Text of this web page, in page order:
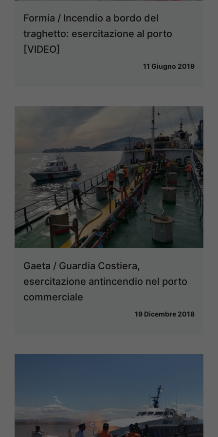
Formia / Incendio a bordo del
traghetto: esercitazione al porto
[VIDEO]
11 Giugno 2019
Gaeta / Guardia Costiera,
esercitazione antincendio nel porto
commerciale
19 Dicembre 2018